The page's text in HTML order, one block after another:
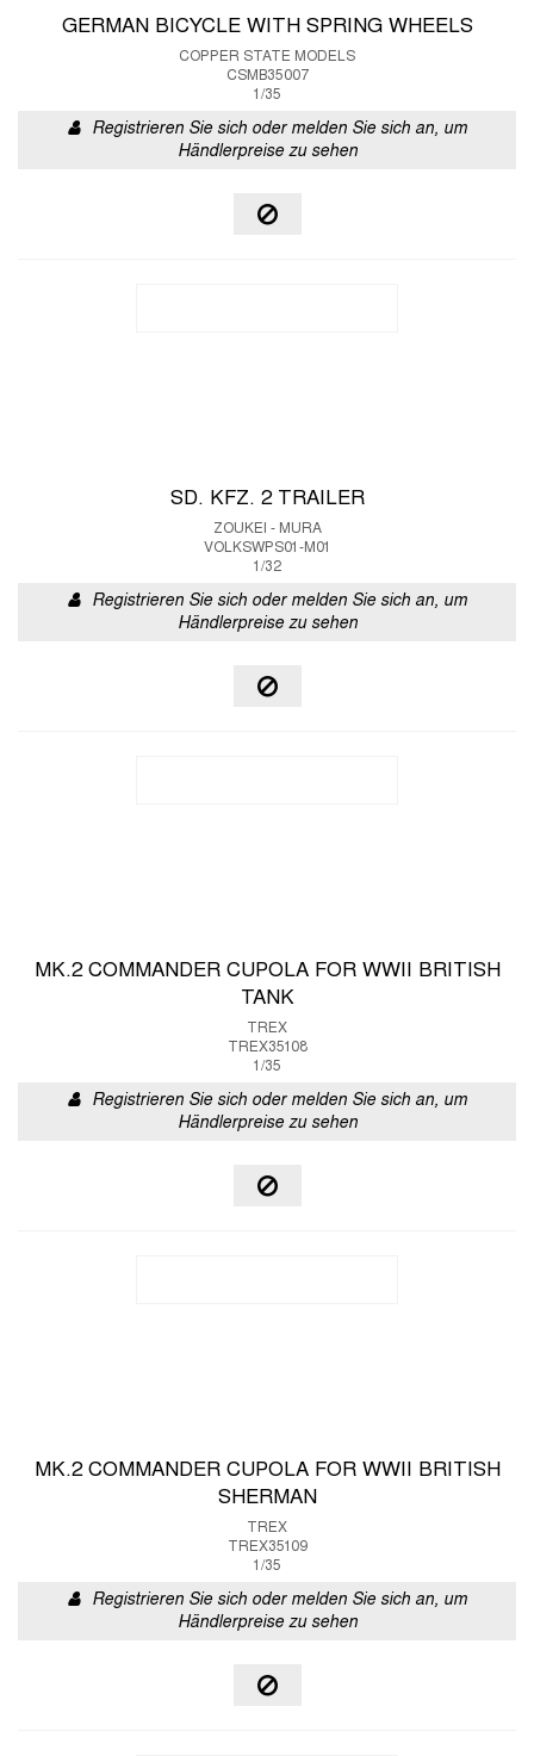
GERMAN BICYCLE WITH SPRING WHEELS
COPPER STATE MODELS
CSMB35007
1/35
Registrieren Sie sich oder melden Sie sich an, um
Händlerpreise zu sehen
SD. KFZ. 2 TRAILER
ZOUKEI - MURA
VOLKSWPS01-M01
1/32
Registrieren Sie sich oder melden Sie sich an, um
Händlerpreise zu sehen
MK.2 COMMANDER CUPOLA FOR WWII BRITISH
TANK
TREX
TREX35108
1/35
Registrieren Sie sich oder melden Sie sich an, um
Händlerpreise zu sehen
MK.2 COMMANDER CUPOLA FOR WWII BRITISH
SHERMAN
TREX
TREX35109
1/35
Registrieren Sie sich oder melden Sie sich an, um
Händlerpreise zu sehen